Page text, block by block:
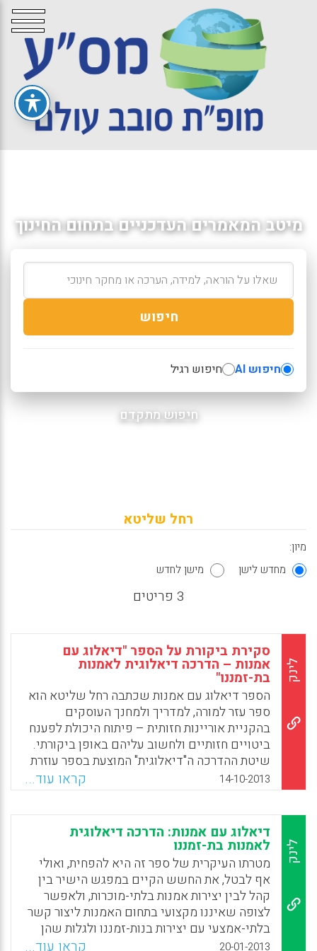
מיטב המאמרים העדכניים בתחום החינוך
חיפוש
חיפוש AI חיפוש רגיל
חיפוש מתקדם
רחל שליטא
מיון:
מחדש לישן
מישן לחדש
3 פריטים
לינק
סקירת ביקורת על הספר "דיאלוג עם
אמנות – הדרכה דיאלוגית לאמנות
בת-זמננו"
הספר דיאלוג עם אמנות שכתבה רחל שליטא הוא
ספר עזר למורה, למדריך ולמחנך העוסקים
בהקניית אוריינות חזותית – פיתוח היכולת לפענח
ביטויים חזותיים ולחשוב עליהם באופן ביקורתי.
שיטת ההדרכה ה"דיאלוגית" המוצעת בספר עוזרת
בייחוד להבנת האמנות המודרנית
והפוסט-מודרנית. שיטה זו אינה מתרכזת בהסבר
היצירה ואף לא בהבנת יכולותיו האינטלקטואליות
של הצופה, אלא שואפת ליצירת חיבור חוויתי בין
הצופה ליצירה ( סבינה שביד).
WhatsApp
Facebook
Email
X
14-10-2013 קראו עוד...
לינק
דיאלוג עם אמנות: הדרכה דיאלוגית
לאמנות בת-זמננו
מטרתו העיקרית של ספר זה היא להפחית, ואולי
אף לבטל, את החשש הקיים במפגש הישיר בין
קהל לבין יצירות אמנות בלתי-מוכרות, ולאפשר
לצופה שאיננו מקצועי בתחום האמנות ליצור קשר
בלתי-אמצעי עם יצירות בנות-זמננו ולגלות שהן
עשויות להיות מעניינות, רלוונטיות ונוגעות
20-01-2013 קראו עוד...